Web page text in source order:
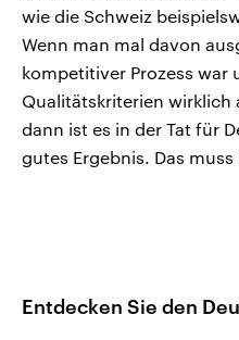
wie die Schweiz
Wenn man mal davon
kompetitiver Prozess war
Qualitätskriterien wirklich
dann ist es in der Tat für
gutes Ergebnis. Das
Entdecken Sie den